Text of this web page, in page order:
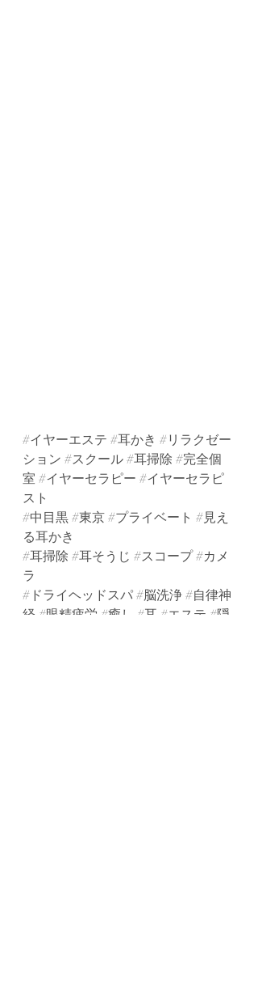
#イヤーエステ #耳かき #リラクゼー
ション #スクール #耳掃除 #完全個
室 #イヤーセラピー #イヤーセラピ
スト
#中目黒 #東京 #プライベート #見え
る耳かき
#耳掃除 #耳そうじ #スコープ #カメ
ラ
#ドライヘッドスパ #脳洗浄 #自律神
経 #眼精疲労 #癒し #耳 #エステ #隠